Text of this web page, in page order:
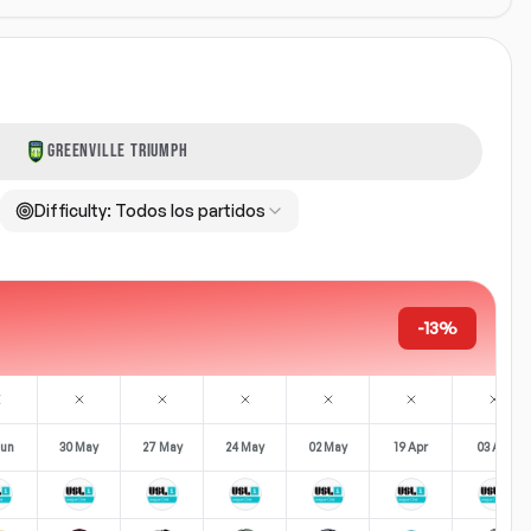
GREENVILLE TRIUMPH
Difficulty: Todos los partidos
-13%
30 May 27 May 24 May 02 May 19 Apr 03 Apr